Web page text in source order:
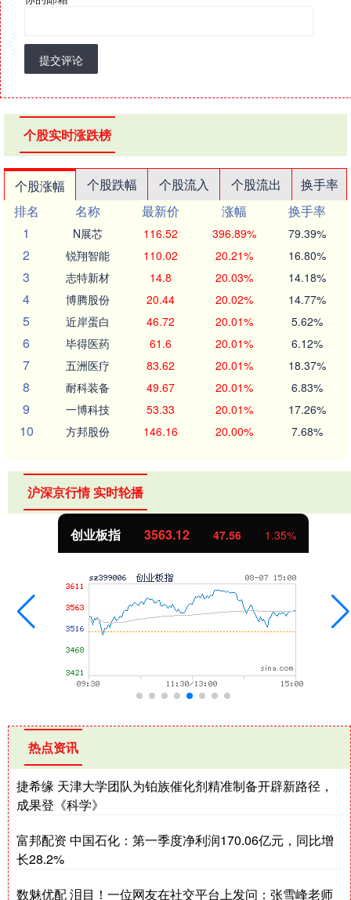
提交评论
个股实时涨跌榜
个股涨幅 个股跌幅 个股流入 个股流出
换手率
排名
名称 最新价 涨幅
换手率
1
N展芯 116.52 396.89% 79.39%
2 锐翔智能 110.02 20.21% 16.80%
3 志特新材 14.8 20.03% 14.18%
4 博腾股份 20.44 20.02% 14.77%
5 近岸蛋白 46.72 20.01% 5.62%
6 毕得医药 61.6 20.01% 6.12%
7 五洲医疗 83.62 20.01% 18.37%
8 耐科装备 49.67 20.01% 6.83%
9 一博科技 53.33 20.01% 17.26%
10 方邦股份 146.16 20.00% 7.68%
沪深京行情 实时轮播
创业板指 3563.12 47.56 1.35%
热点资讯
捷希缘 天津大学团队为铂族催化剂精准制备开辟新路径，
成果登《科学》
富邦配资 中国石化：第一季度净利润170.06亿元，同比增
长28.2%
数魅优配 泪目！一位网友在社交平台上发问：张雪峰老师